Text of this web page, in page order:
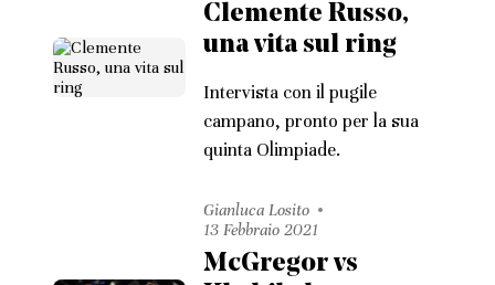
Clemente Russo,
una vita sul ring
Intervista con il pugile
campano, pronto per la sua
quinta Olimpiade.
Gianluca Losito
13 Febbraio 2021
McGregor vs